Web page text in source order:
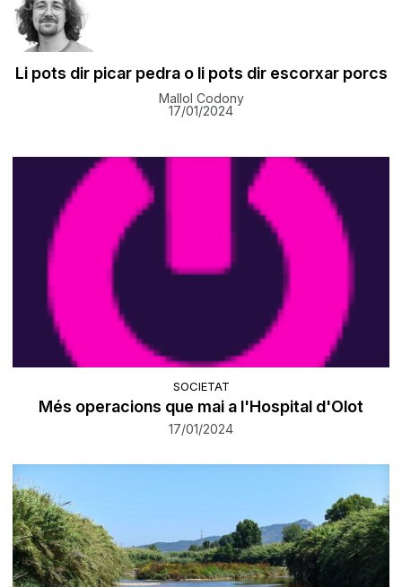
​Li pots dir picar pedra o li pots dir escorxar porcs
Mallol Codony
17/01/2024
SOCIETAT
Més operacions que mai a l'Hospital d'Olot
17/01/2024